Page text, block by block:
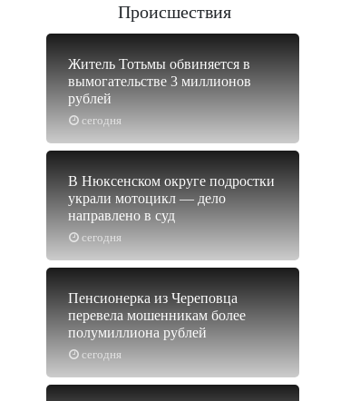
Происшествия
сегодня
Житель Тотьмы обвиняется в
вымогательстве 3 миллионов
рублей
сегодня
В Нюксенском округе подростки
украли мотоцикл — дело
направлено в суд
сегодня
Пенсионерка из Череповца
перевела мошенникам более
полумиллиона рублей